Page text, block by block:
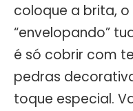
coloque a brita, o
“envelopando”
é só cobrir com
pedras
toque especial.